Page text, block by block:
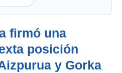
firmó una
posición
y Gorka